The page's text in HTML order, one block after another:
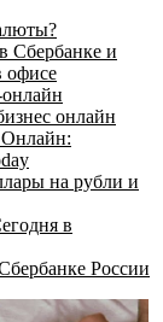
Сбербанке и
офисе
онлайн
Онлайн:
на рубли и
в
России